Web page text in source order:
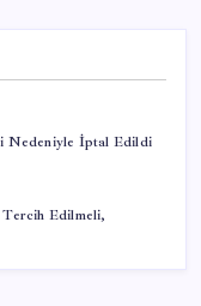
Nedeniyle İptal Edildi
Edilmeli,